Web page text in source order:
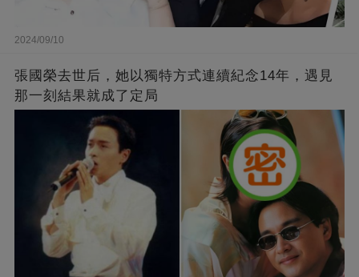
2024/09/10
張國榮去世后，她以獨特方式連續紀念14年，遇見
那一刻結果就成了定局